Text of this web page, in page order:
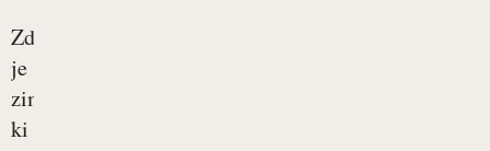
Zdaj
je
zima,
ki